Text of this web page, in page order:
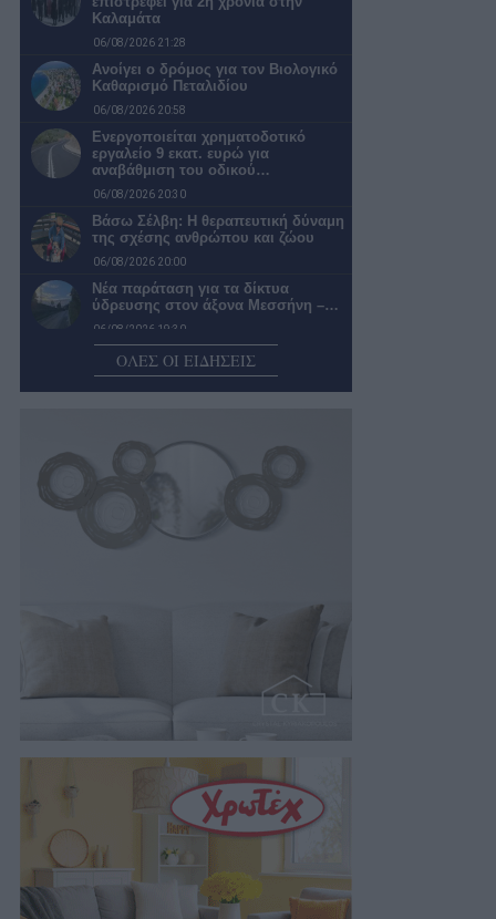
Καλαμάτα
06/08/2026 21:28
Ανοίγει ο δρόμος για τον Βιολογικό
Καθαρισμό Πεταλιδίου
06/08/2026 20:58
Ενεργοποιείται χρηματοδοτικό
εργαλείο 9 εκατ. ευρώ για
αναβάθμιση του οδικού…
06/08/2026 20:30
Βάσω Σέλβη: Η θεραπευτική δύναμη
της σχέσης ανθρώπου και ζώου
06/08/2026 20:00
Νέα παράταση για τα δίκτυα
ύδρευσης στον άξονα Μεσσήνη –…
06/08/2026 19:30
«Πράσινο φως» για τη μετατροπή
του Παλαιού Γυμνασίου Πύλου σε…
Διοκλής
ΟΛΕΣ ΟΙ ΕΙΔΗΣΕΙΣ